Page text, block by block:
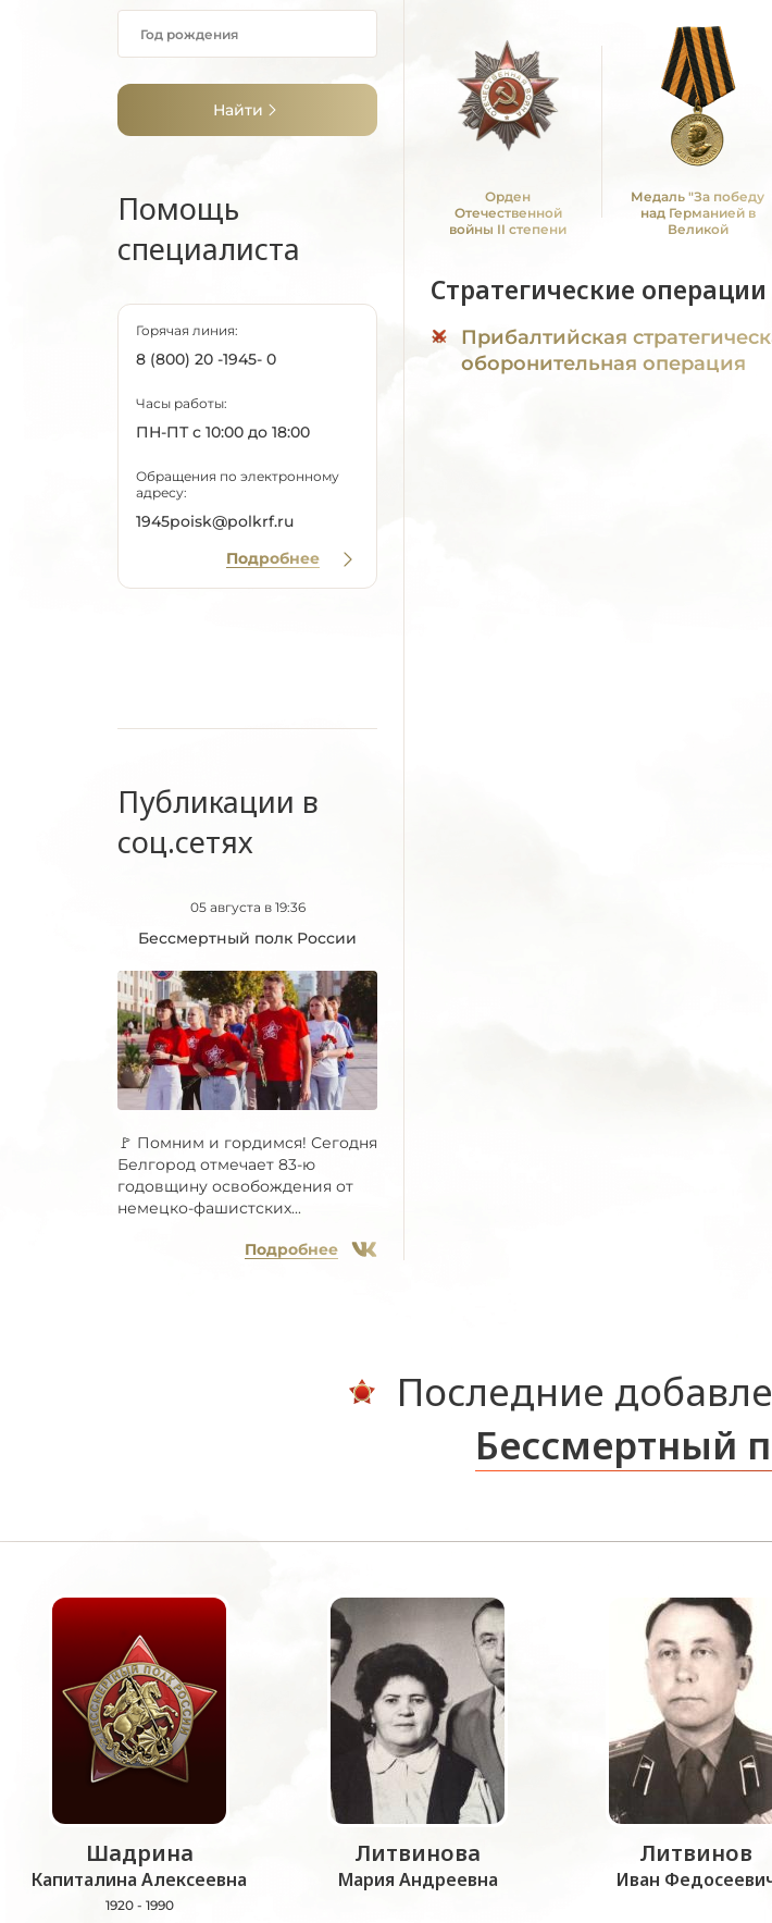
Найти
Помощь
специалиста
Горячая линия:
8 (800) 20 -1945- 0
Часы работы:
ПН-ПТ с 10:00 до 18:00
Обращения по электронному
адресу:
1945poisk@polkrf.ru
Подробнее
Публикации в
соц.сетях
05 августа в 19:36
Бессмертный полк России
🚩 Помним и гордимся! Сегодня
Белгород отмечает 83-ю
годовщину освобождения от
немецко-фашистских...
Подробнее
Орден
Отечественной
войны II степени
Медаль "За победу
над Германией в
Великой
Стратегические операции
Прибалтийская
оборонительная операция
Последние
Бессмертный
Шадрина
Капиталина Алексеевна
1920 - 1990
Литвинова
Мария Андреевна
Литвинов
Иван